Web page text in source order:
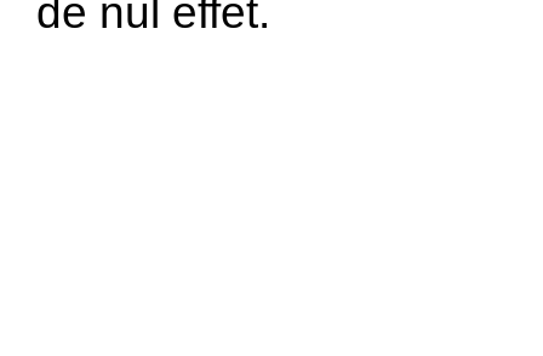
de nul effet.